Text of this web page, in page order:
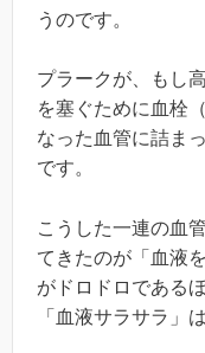
うのです。
プラークが、もし
を塞ぐために血栓
なった血管に詰ま
です。
こうした一連の血
てきたのが「血液
がドロドロである
「血液サラサラ」